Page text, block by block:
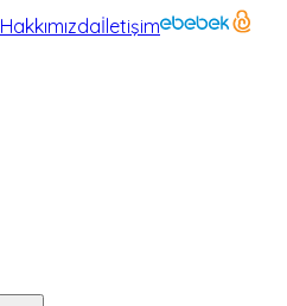
Hakkımızdaİletişim